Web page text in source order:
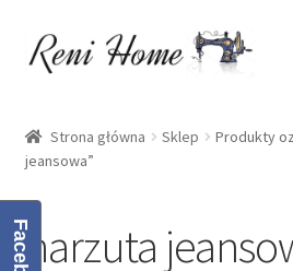
Przejdź
do
Przejdź
do
Kontakt
Koszyk
Strona główna Sklep
Produkty
jeansowa”
narzuta